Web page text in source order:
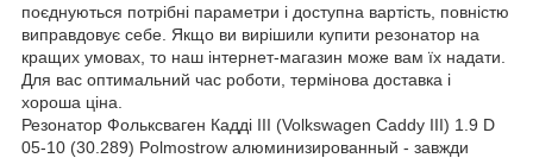
поєднуються потрібні параметри і доступна вартість, повністю
виправдовує себе. Якщо ви вирішили купити резонатор на
кращих умовах, то наш інтернет-магазин може вам їх надати.
Для вас оптимальний час роботи, термінова доставка і
хороша ціна.
Резонатор Фольксваген Кадді III (Volkswagen Caddy III) 1.9 D
05-10 (30.289) Polmostrow алюминизированный - завжди